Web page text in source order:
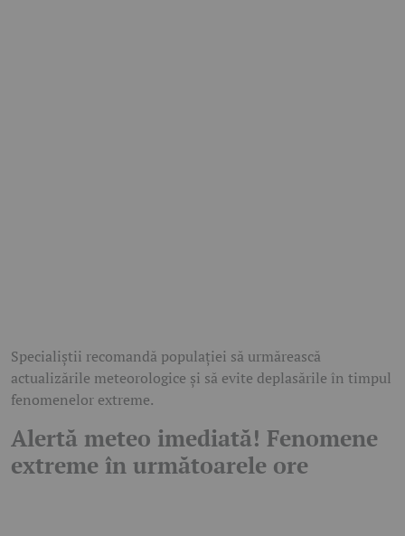
Specialiștii recomandă populației să urmărească
actualizările meteorologice și să evite deplasările în timpul
fenomenelor extreme.
Alertă meteo imediată! Fenomene
extreme în următoarele ore